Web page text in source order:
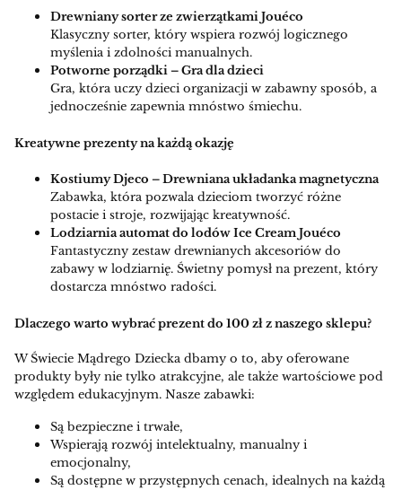
Drewniany sorter ze zwierzątkami Jouéco
Klasyczny sorter, który wspiera rozwój logicznego
myślenia i zdolności manualnych.
Potworne porządki – Gra dla dzieci
Gra, która uczy dzieci organizacji w zabawny sposób, a
jednocześnie zapewnia mnóstwo śmiechu.
Kreatywne prezenty na każdą okazję
Kostiumy Djeco – Drewniana układanka magnetyczna
Zabawka, która pozwala dzieciom tworzyć różne
postacie i stroje, rozwijając kreatywność.
Lodziarnia automat do lodów Ice Cream Jouéco
Fantastyczny zestaw drewnianych akcesoriów do
zabawy w lodziarnię. Świetny pomysł na prezent, który
dostarcza mnóstwo radości.
Dlaczego warto wybrać prezent do 100 zł z naszego sklepu?
W Świecie Mądrego Dziecka dbamy o to, aby oferowane
produkty były nie tylko atrakcyjne, ale także wartościowe pod
względem edukacyjnym. Nasze zabawki:
Są bezpieczne i trwałe,
Wspierają rozwój intelektualny, manualny i
emocjonalny,
Są dostępne w przystępnych cenach, idealnych na każdą